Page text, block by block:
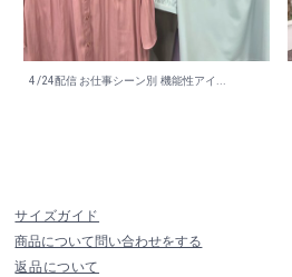
4/24配信 お仕事シーン別 機能性アイ...
サイズガイド
商品について問い合わせをする
返品について